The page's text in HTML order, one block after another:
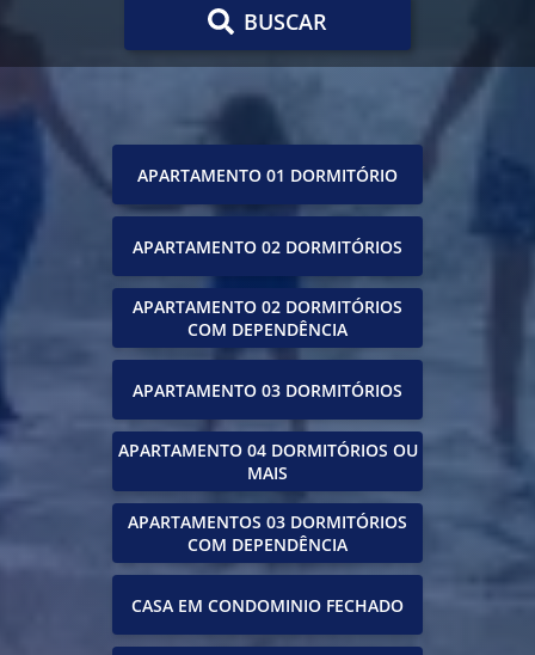
BUSCAR
APARTAMENTO 01 DORMITÓRIO
APARTAMENTO 02 DORMITÓRIOS
APARTAMENTO 02 DORMITÓRIOS
COM DEPENDÊNCIA
APARTAMENTO 03 DORMITÓRIOS
APARTAMENTO 04 DORMITÓRIOS OU
MAIS
APARTAMENTOS 03 DORMITÓRIOS
COM DEPENDÊNCIA
CASA EM CONDOMINIO FECHADO